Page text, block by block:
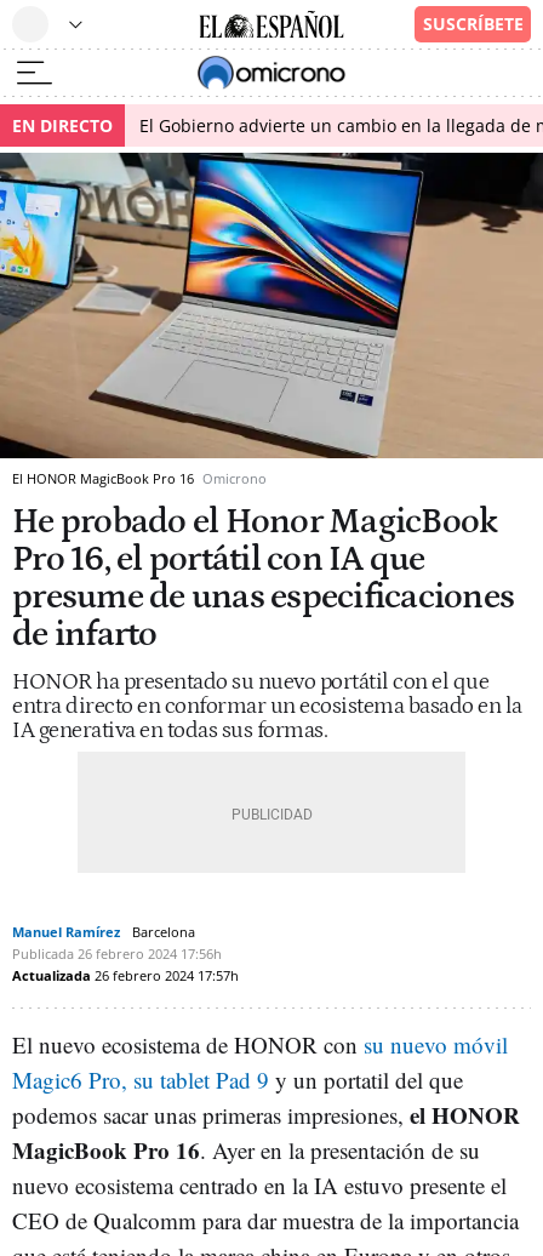
EN DIRECTO El Gobierno advierte un cambio en la llegada
El HONOR MagicBook Pro 16 Omicrono
He probado el Honor MagicBook
Pro 16, el portátil con IA que
presume de unas especificaciones
de infarto
HONOR ha presentado su nuevo portátil con el que
entra directo en conformar un ecosistema basado en la
IA generativa en todas sus formas.
Manuel Ramírez
Barcelona
Publicada 26 febrero 2024 17:56h
Actualizada 26 febrero 2024 17:57h
El nuevo ecosistema de HONOR con su nuevo móvil
Magic6 Pro, su tablet Pad 9 y un portatil del que
podemos sacar unas primeras impresiones, el HONOR
MagicBook Pro 16. Ayer en la presentación de su
nuevo ecosistema centrado en la IA estuvo presente el
CEO de Qualcomm para dar muestra de la importancia